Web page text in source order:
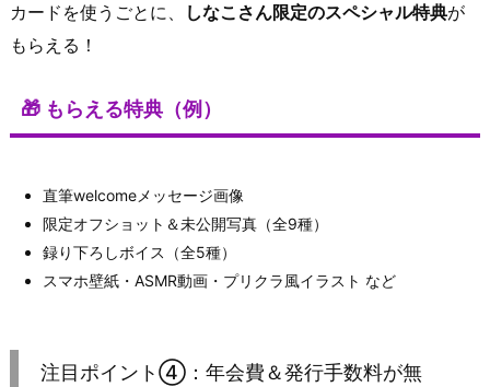
カードを使うごとに、 しなこさん限定のスペシャル特典が
もらえる！
🎁 もらえる特典（例）
直筆welcomeメッセージ画像
限定オフショット＆未公開写真（全9種）
録り下ろしボイス（全5種）
スマホ壁紙・ASMR動画・プリクラ風イラスト など
注目ポイント④：年会費＆発行手数料が無